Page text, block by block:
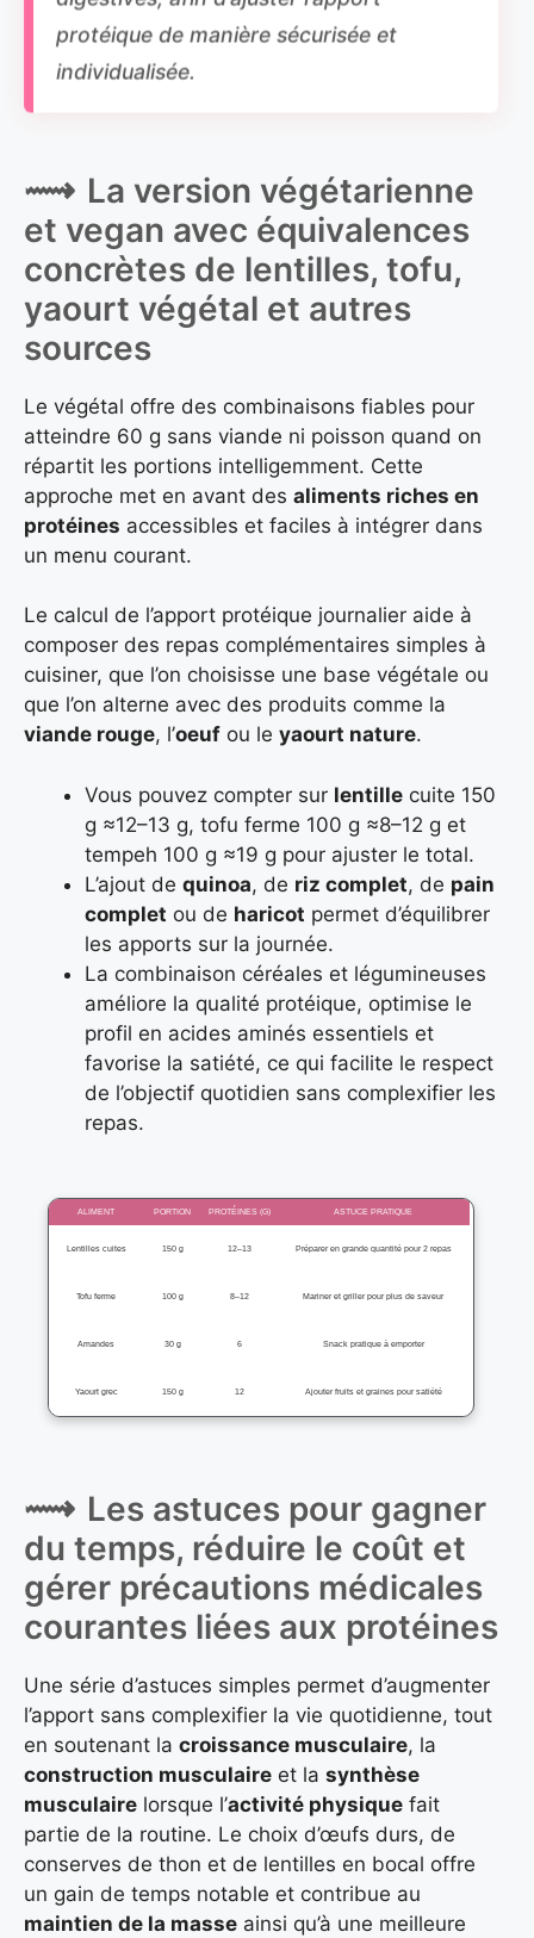
protéique de manière sécurisée et
individualisée.
La version végétarienne
et vegan avec équivalences
concrètes de lentilles, tofu,
yaourt végétal et autres
sources
Le végétal offre des combinaisons fiables pour
atteindre 60 g sans viande ni poisson quand on
répartit les portions intelligemment. Cette
approche met en avant des aliments riches en
protéines accessibles et faciles à intégrer dans
un menu courant.
Le calcul de l’apport protéique journalier aide à
composer des repas complémentaires simples à
cuisiner, que l’on choisisse une base végétale ou
que l’on alterne avec des produits comme la
viande rouge, l’oeuf ou le yaourt nature.
Vous pouvez compter sur lentille cuite 150
g ≈12–13 g, tofu ferme 100 g ≈8–12 g et
tempeh 100 g ≈19 g pour ajuster le total.
L’ajout de quinoa, de riz complet, de pain
complet ou de haricot permet d’équilibrer
les apports sur la journée.
La combinaison céréales et légumineuses
améliore la qualité protéique, optimise le
profil en acides aminés essentiels et
favorise la satiété, ce qui facilite le respect
de l’objectif quotidien sans complexifier les
repas.
ALIMENT PORTION PROTÉINES (G) ASTUCE PRATIQUE
Lentilles cuites 150 g 12–13 Préparer en grande quantité pour 2 repas
Tofu ferme 100 g 8–12 Mariner et griller pour plus de saveur
Amandes 30 g 6 Snack pratique à emporter
Yaourt grec 150 g 12 Ajouter fruits et graines pour satiété
Les astuces pour gagner
du temps, réduire le coût et
gérer précautions médicales
courantes liées aux protéines
Une série d’astuces simples permet d’augmenter
l’apport sans complexifier la vie quotidienne, tout
en soutenant la croissance musculaire, la
construction musculaire et la synthèse
musculaire lorsque l’activité physique fait
partie de la routine. Le choix d’œufs durs, de
conserves de thon et de lentilles en bocal offre
un gain de temps notable et contribue au
maintien de la masse ainsi qu’à une meilleure